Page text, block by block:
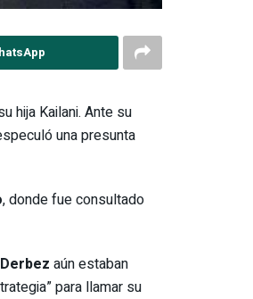
hija Kailani. Ante su
una presunta
, donde fue consultado
aún estaban
para llamar su